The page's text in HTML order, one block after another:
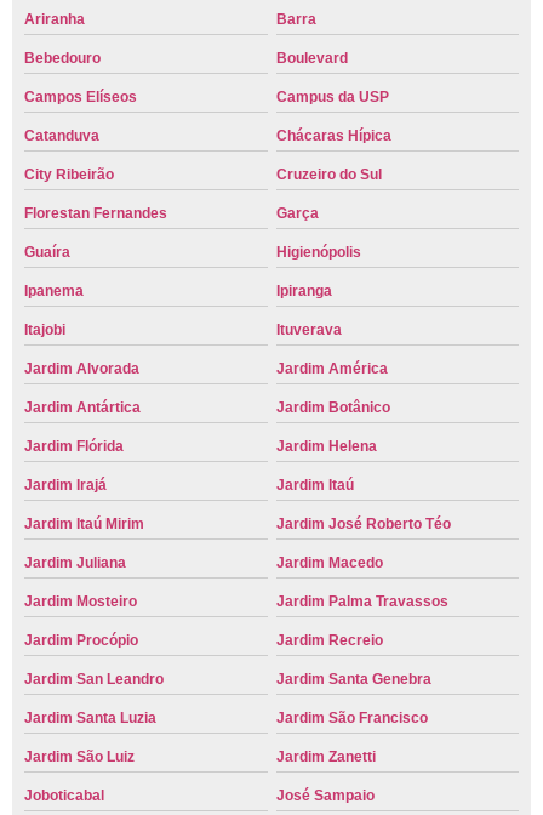
Ariranha Barra
Bebedouro Boulevard
Campos Elíseos Campus da USP
Catanduva Chácaras Hípica
City Ribeirão Cruzeiro do Sul
Florestan Fernandes Garça
Guaíra Higienópolis
Ipanema Ipiranga
Itajobi Ituverava
Jardim Alvorada Jardim América
Jardim Antártica Jardim Botânico
Jardim Flórida Jardim Helena
Jardim Irajá Jardim Itaú
Jardim Itaú Mirim Jardim José Roberto Téo
Jardim Juliana Jardim Macedo
Jardim Mosteiro Jardim Palma Travassos
Jardim Procópio Jardim Recreio
Jardim San Leandro Jardim Santa Genebra
Jardim Santa Luzia Jardim São Francisco
Jardim São Luiz Jardim Zanetti
Joboticabal José Sampaio